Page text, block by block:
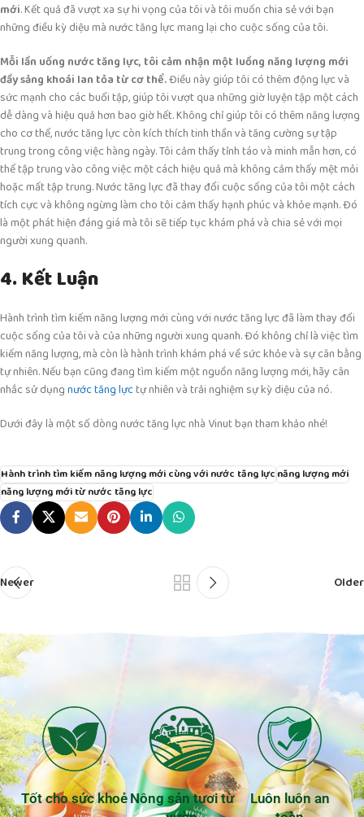
mới. Kết quả đã vượt xa sự hi vọng của tôi và tôi muốn chia sẻ với bạn
những điều kỳ diệu mà nước tăng lực mang lại cho cuộc sống của tôi.
Mỗi lần uống nước tăng lực, tôi cảm nhận một luồng năng lượng mới
đầy sảng khoái lan tỏa từ cơ thể.Điều này giúp tôi có thêm động lực và
sức mạnh cho các buổi tập, giúp tôi vượt qua những giờ luyện tập một cách
dễ dàng và hiệu quả hơn bao giờ hết. Không chỉ giúp tôi có thêm năng lượng
cho cơ thể, nước tăng lực còn kích thích tinh thần và tăng cường sự tập
trung trong công việc hàng ngày. Tôi cảm thấy tỉnh táo và minh mẫn hơn, có
thể tập trung vào công việc một cách hiệu quả mà không cảm thấy mệt mỏi
hoặc mất tập trung. Nước tăng lực đã thay đổi cuộc sống của tôi một cách
tích cực và không ngừng làm cho tôi cảm thấy hạnh phúc và khỏe mạnh. Đó
là một phát hiện đáng giá mà tôi sẽ tiếp tục khám phá và chia sẻ với mọi
người xung quanh.
4. Kết Luận
Hành trình tìm kiếm năng lượng mới cùng với nước tăng lực đã làm thay đổi
cuộc sống của tôi và của những người xung quanh. Đó không chỉ là việc tìm
kiếm năng lượng, mà còn là hành trình khám phá về sức khỏe và sự cân bằng
tự nhiên. Nếu bạn cũng đang tìm kiếm một nguồn năng lượng mới, hãy cân
nhắc sử dụngnước tăng lựctự nhiên và trải nghiệm sự kỳ diệu của nó.
Dưới đây là một số dòng nước tăng lực nhà Vinut bạn tham khảo nhé!
Hành trình tìm kiếm năng lượng mới cùng với nước tăng lựcnăng lượng mới
năng lượng mới từ nước tăng lực
Newer Older
Tốt cho sức khoẻ Nông sản tươi từ
Luôn luôn an